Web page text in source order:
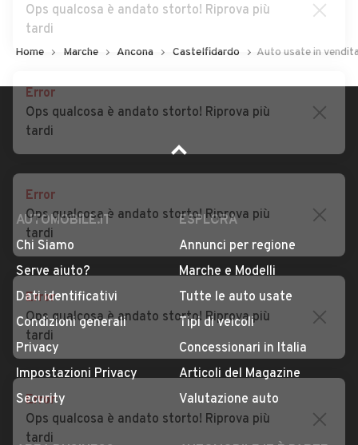
AUTOMOBILE.IT
Chi Siamo
Serve aiuto?
Dati identificativi
Condizioni generali
Privacy
Impostazioni Privacy
Security
ESPLORA
Annunci per regione
Marche e Modelli
Tutte le auto usate
Tipi di veicoli
Concessionari in Italia
Articoli del Magazine
Valutazione auto
Ops qualcosa è andato storto! Riprova più
tardi
Error
Ops qualcosa è andato storto! Riprova più
tardi
Error
Ops qualcosa è andato storto! Riprova più
tardi
Error
Ops qualcosa è andato storto! Riprova più
tardi
Error
Ops qualcosa è andato storto! Riprova più
tardi